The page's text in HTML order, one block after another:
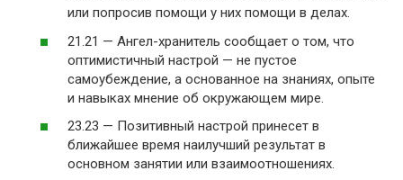
или попросив помощи у них помощи в делах.
21.21 — Ангел-хранитель сообщает о том, что
оптимистичный настрой — не пустое
самоубеждение, а основанное на знаниях, опыте
и навыках мнение об окружающем мире.
23.23 — Позитивный настрой принесет в
ближайшее время наилучший результат в
основном занятии или взаимоотношениях.